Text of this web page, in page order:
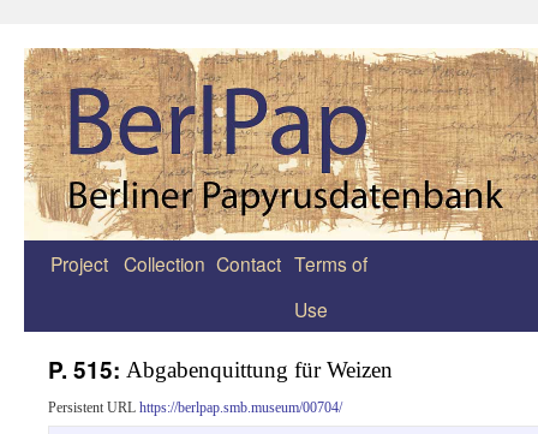
Zum
Project Collection Contact Terms of
Use
P. 515: Abgabenquittung für Weizen
Persistent URL https://berlpap.smb.museum/00704/